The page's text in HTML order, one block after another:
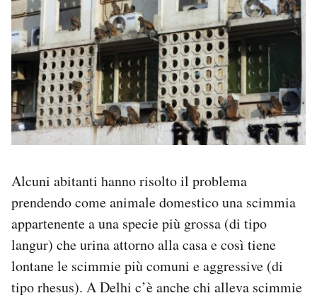
Alcuni abitanti hanno risolto il problema
prendendo come animale domestico una scimmia
appartenente a una specie più grossa (di tipo
langur) che urina attorno alla casa e così tiene
lontane le scimmie più comuni e aggressive (di
tipo rhesus). A Delhi c’è anche chi alleva scimmie